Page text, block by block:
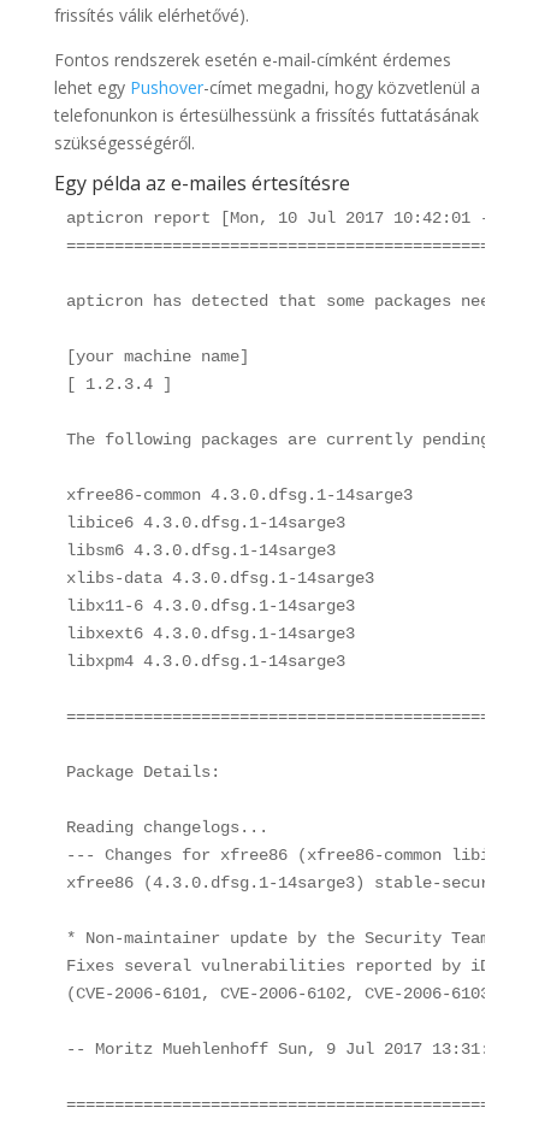
frissítés válik elérhetővé).
Fontos rendszerek esetén e-mail-címként érdemes
lehet egy Pushover-címet megadni, hogy közvetlenül a
telefonunkon is értesülhessünk a frissítés futtatásának
szükségességéről.
Egy példa az e-mailes értesítésre
apticron report [Mon, 10 Jul 2017 10:42:01 -0800]
apticron has detected that some packages need
[your machine name]
[ 1.2.3.4 ]
The following packages are currently pending an
xfree86-common 4.3.0.dfsg.1-14sarge3
libice6 4.3.0.dfsg.1-14sarge3
libsm6 4.3.0.dfsg.1-14sarge3
xlibs-data 4.3.0.dfsg.1-14sarge3
libx11-6 4.3.0.dfsg.1-14sarge3
libxext6 4.3.0.dfsg.1-14sarge3
libxpm4 4.3.0.dfsg.1-14sarge3
Package Details:
Reading changelogs...
--- Changes for xfree86 (xfree86-common
xfree86 (4.3.0.dfsg.1-14sarge3) stable-security;
* Non-maintainer update by the Security Team:
Fixes several vulnerabilities reported by
(CVE-2006-6101, CVE-2006-6102, CVE-2006-6103)
-- Moritz Muehlenhoff Sun, 9 Jul 2017 13:31:35